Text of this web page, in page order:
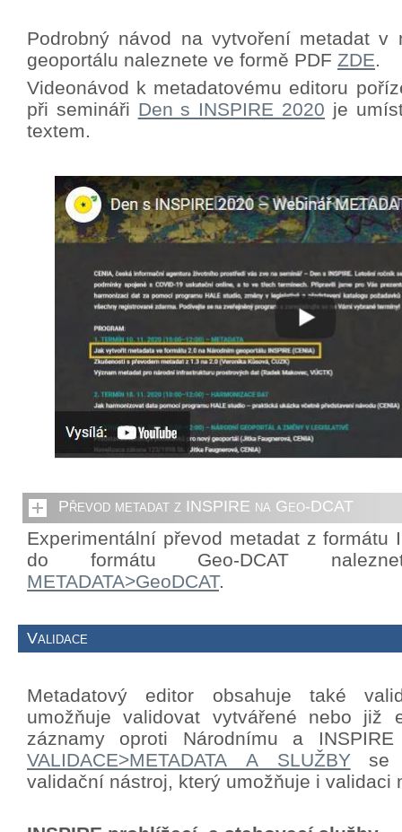
Podrobný návod na vytvoření metadat v
geoportálu naleznete ve formě PDF ZDE.
Videonávod k metadatovému editoru
při semináři Den s INSPIRE 2020 je
textem.
Převod metadat z INSPIRE na Geo-DCAT
Experimentální převod metadat z formátu
do formátu Geo-DCAT
METADATA>GeoDCAT.
Validace
Metadatový editor obsahuje také
umožňuje validovat vytvářené nebo již
záznamy oproti Národnímu a
VALIDACE>METADATA A SLUŽBYse
validační nástroj, který umožňuje i validaci